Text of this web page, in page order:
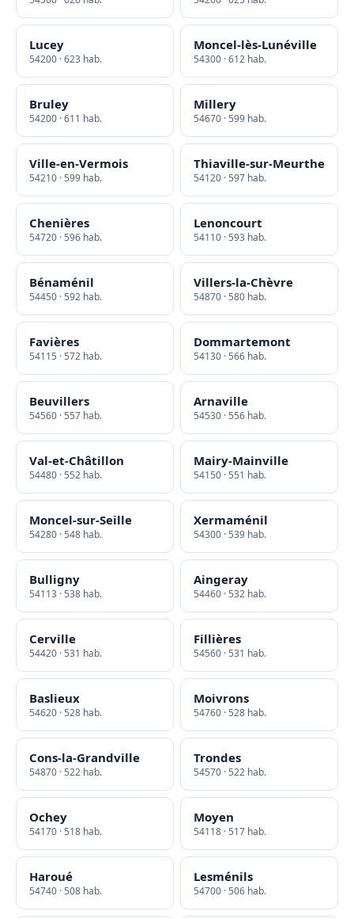
Lucey
54200 · 623 hab.
Moncel-lès-Lunéville
54300 · 612 hab.
Bruley
54200 · 611 hab.
Millery
54670 · 599 hab.
Ville-en-Vermois
54210 · 599 hab.
Thiaville-sur-Meurthe
54120 · 597 hab.
Chenières
54720 · 596 hab.
Lenoncourt
54110 · 593 hab.
Bénaménil
54450 · 592 hab.
Villers-la-Chèvre
54870 · 580 hab.
Favières
54115 · 572 hab.
Dommartemont
54130 · 566 hab.
Beuvillers
54560 · 557 hab.
Arnaville
54530 · 556 hab.
Val-et-Châtillon
54480 · 552 hab.
Mairy-Mainville
54150 · 551 hab.
Moncel-sur-Seille
54280 · 548 hab.
Xermaménil
54300 · 539 hab.
Bulligny
54113 · 538 hab.
Aingeray
54460 · 532 hab.
Cerville
54420 · 531 hab.
Fillières
54560 · 531 hab.
Baslieux
54620 · 528 hab.
Moivrons
54760 · 528 hab.
Cons-la-Grandville
54870 · 522 hab.
Trondes
54570 · 522 hab.
Ochey
54170 · 518 hab.
Moyen
54118 · 517 hab.
Haroué
54740 · 508 hab.
Lesménils
54700 · 506 hab.